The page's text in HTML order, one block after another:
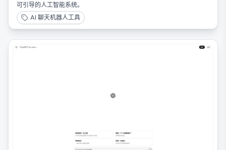
可引导的人工智能系统。
AI 聊天机器人工具